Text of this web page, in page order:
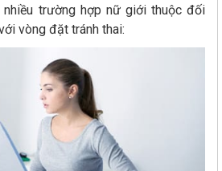
trường hợp nữ giới thuộc đối
vòng đặt tránh thai: